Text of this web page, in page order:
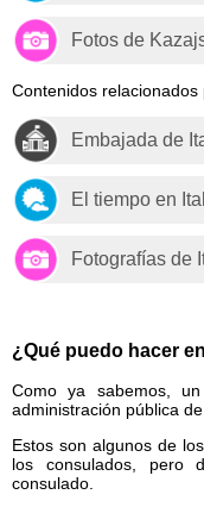
Fotos de
Contenidos relacionados
Embajada de
El tiempo en
Fotografías de
¿Qué puedo hacer
Como ya sabemos,
administración pública
Estos son algunos de
los consulados, pero
consulado.